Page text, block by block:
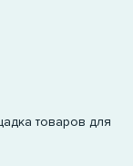
товаров для